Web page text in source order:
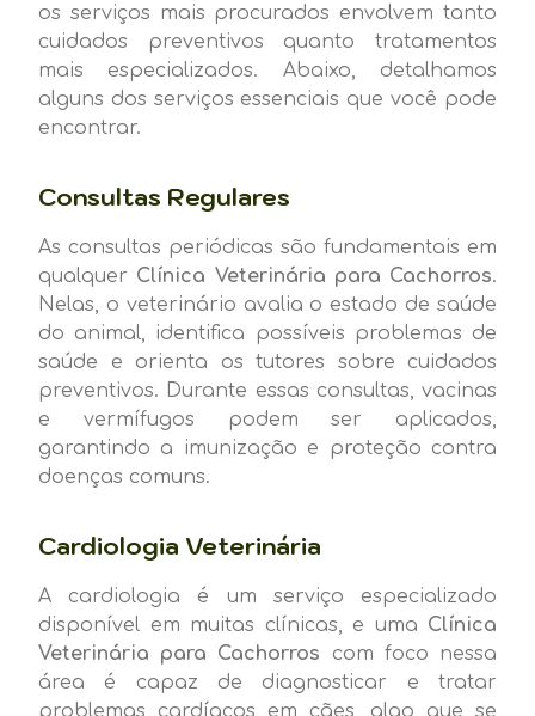
os serviços mais procurados envolvem tanto
cuidados preventivos quanto tratamentos
mais especializados. Abaixo, detalhamos
alguns dos serviços essenciais que você pode
encontrar.
Consultas Regulares
As consultas periódicas são fundamentais em
qualquer Clínica Veterinária para Cachorros.
Nelas, o veterinário avalia o estado de saúde
do animal, identifica possíveis problemas de
saúde e orienta os tutores sobre cuidados
preventivos. Durante essas consultas, vacinas
e vermífugos podem ser aplicados,
garantindo a imunização e proteção contra
doenças comuns.
Cardiologia Veterinária
A cardiologia é um serviço especializado
disponível em muitas clínicas, e uma Clínica
Veterinária para Cachorros com foco nessa
área é capaz de diagnosticar e tratar
problemas cardíacos em cães, algo que se